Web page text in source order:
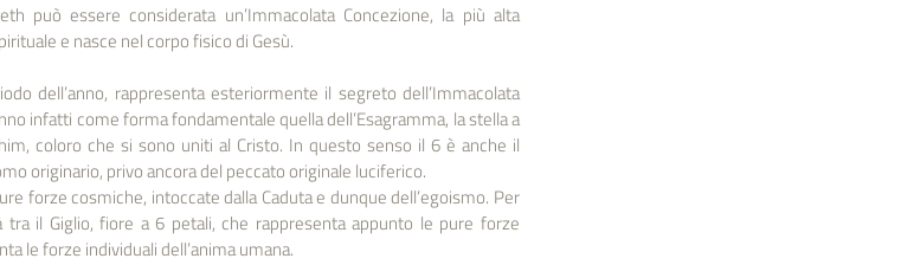
può essere considerata un’Immacolata Concezione, la più alta
e nasce nel corpo fisico di Gesù.
dell’anno, rappresenta esteriormente il segreto dell’Immacolata
infatti come forma fondamentale quella dell’Esagramma, la stella a
coloro che si sono uniti al Cristo. In questo senso il 6 è anche il
originario, privo ancora del peccato originale luciferico.
forze cosmiche, intoccate dalla Caduta e dunque dell’egoismo. Per
il Giglio, fiore a 6 petali, che rappresenta appunto le pure forze
le forze individuali dell’anima umana.